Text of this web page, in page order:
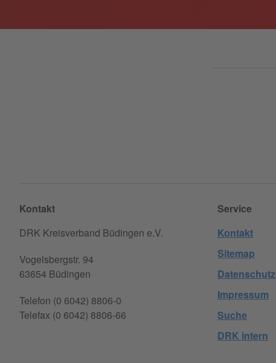
Kontakt
DRK Kreisverband Büdingen e.V.
Vogelsbergstr. 94
63654 Büdingen
Telefon (0 6042) 8806-0
Telefax (0 6042) 8806-66
Service
Kontakt
Sitemap
Datenschutz
Impressum
Suche
DRK intern